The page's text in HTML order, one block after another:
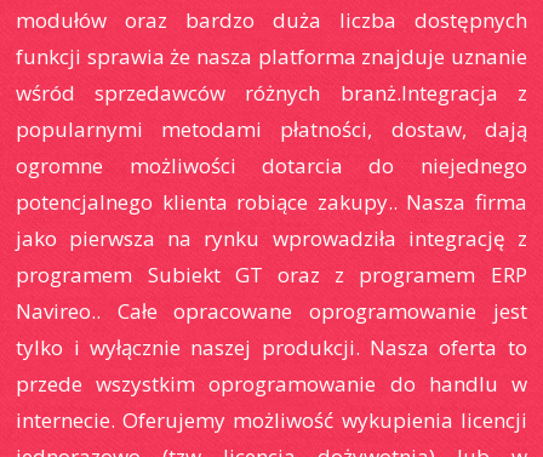
modułów oraz bardzo duża liczba dostępnych
funkcji sprawia że nasza platforma znajduje uznanie
wśród sprzedawców różnych branż.Integracja z
popularnymi metodami płatności, dostaw, dają
ogromne możliwości dotarcia do niejednego
potencjalnego klienta robiące zakupy.. Nasza firma
jako pierwsza na rynku wprowadziła integrację z
programem Subiekt GT oraz z programem ERP
Navireo.. Całe opracowane oprogramowanie jest
tylko i wyłącznie naszej produkcji. Nasza oferta to
przede wszystkim oprogramowanie do handlu w
internecie. Oferujemy możliwość wykupienia licencji